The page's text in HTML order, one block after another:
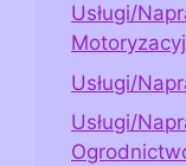
Usługi/
Usługi/
Usługi/